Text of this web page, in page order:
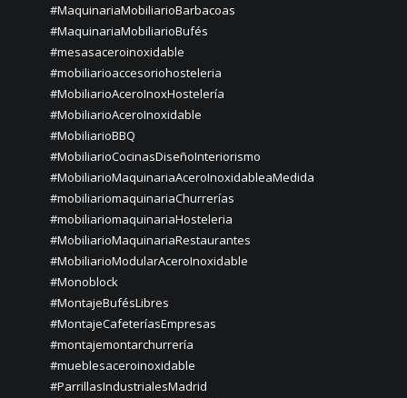
#MaquinariaMobiliarioBarbacoas
#MaquinariaMobiliarioBufés
#mesasaceroinoxidable
#mobiliarioaccesoriohosteleria
#MobiliarioAceroInoxHostelería
#MobiliarioAceroInoxidable
#MobiliarioBBQ
#MobiliarioCocinasDiseñoInteriorismo
#MobiliarioMaquinariaAceroInoxidableaMedida
#mobiliariomaquinariaChurrerías
#mobiliariomaquinariaHosteleria
#MobiliarioMaquinariaRestaurantes
#MobiliarioModularAceroInoxidable
#Monoblock
#MontajeBufésLibres
#MontajeCafeteríasEmpresas
#montajemontarchurrería
#mueblesaceroinoxidable
#ParrillasIndustrialesMadrid